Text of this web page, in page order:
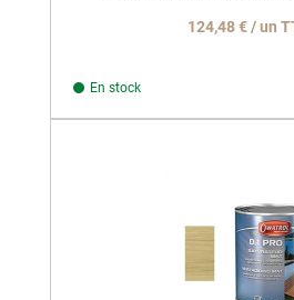
124,48 € / un
En stock